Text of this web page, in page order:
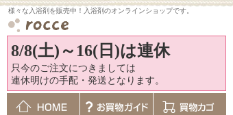
様々な入浴剤を販売中！入浴剤のオンラインショップです。
8/8(土)～16(日)は連休
只今のご注文につきましては
連休明けの手配・発送となります。